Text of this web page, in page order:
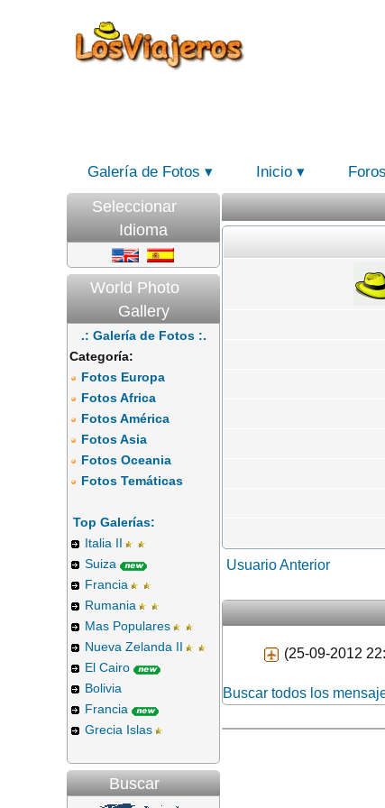
Galería de Fotos Inicio
Seleccionar
Idioma
World Photo
Gallery
.: Galería de Fotos :.
Categoría:
Fotos Europa
Fotos Africa
Fotos América
Fotos Asia
Fotos Oceania
Fotos Temáticas
Top Galerías:
Italia II
Suiza
Francia
Rumania
Mas Populares
Nueva Zelanda II
El Cairo
Bolivia
Francia
Grecia Islas
Buscar
Usuario Anterior
(25-09-2012
Buscar todos los